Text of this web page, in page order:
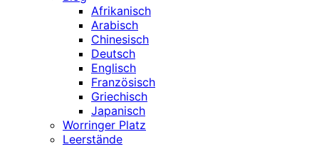
Afrikanisch
Arabisch
Chinesisch
Deutsch
Englisch
Französisch
Griechisch
Japanisch
Worringer Platz
Leerstände